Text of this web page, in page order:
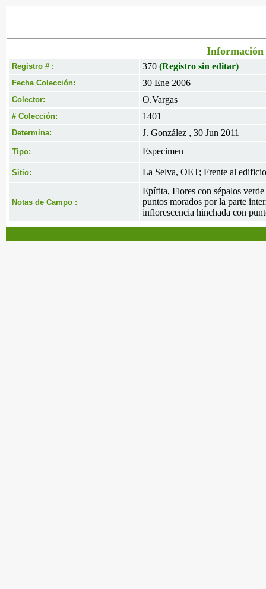
Información
Registro # : 370 (Registro sin editar)
Fecha Colección: 30 Ene 2006
Colector: O.Vargas
# Colección: 1401
Determina: J. González , 30 Jun 2011
Tipo: Especimen
Sitio: La Selva, OET; Frente al
Notas de Campo :
Epífita, Flores con sépalos
puntos morados por la parte
inflorescencia hinchada con